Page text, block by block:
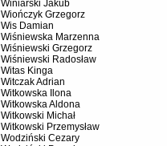
Winiarski Jakub
Wiończyk Grzegorz
Wis Damian
Wiśniewska Marzenna
Wiśniewski Grzegorz
Wiśniewski Radosław
Witas Kinga
Witczak Adrian
Witkowska Ilona
Witkowska Aldona
Witkowski Michał
Witkowski Przemysław
Wodziński Cezary